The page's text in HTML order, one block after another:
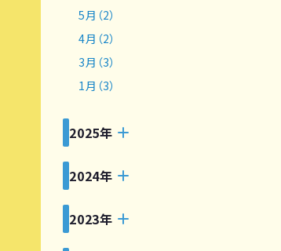
5月（2）
4月（2）
3月（3）
1月（3）
2025年
2024年
2023年